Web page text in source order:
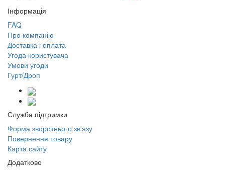
Інформація
FAQ
Про компанію
Доставка і оплата
Угода користувача
Умови угоди
Гурт/Дроп
Служба підтримки
Форма зворотнього зв'язу
Повернення товару
Карта сайту
Додатково